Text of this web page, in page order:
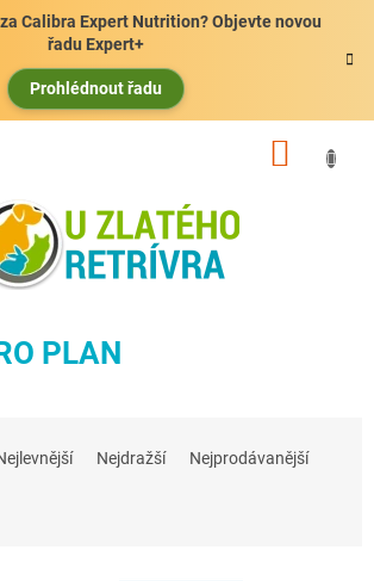
Calibra Expert Nutrition? Objevte novou
řadu Expert+
Prohlédnout řadu
PLAN
Nejdražší Nejprodávanější